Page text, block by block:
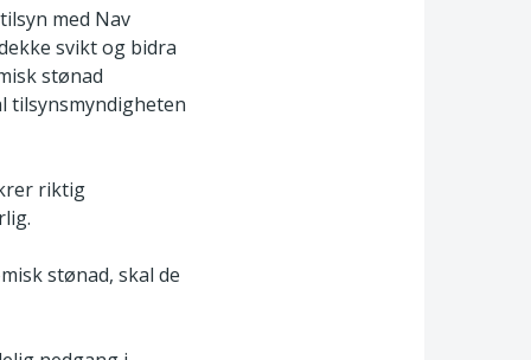
med Nav
svikt og bidra
stønad
tilsynsmyndigheten
riktig
stønad, skal de